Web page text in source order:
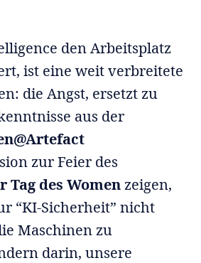
den Arbeitsplatz
ist eine weit verbreitete
die Angst, ersetzt zu
aus der
zur Feier des
des Womenzeigen,
“KI-Sicherheit” nicht
Maschinen zu
darin, unsere